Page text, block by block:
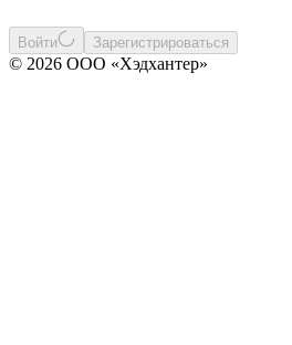
Войти Зарегистрироваться
© 2026 ООО «Хэдхантер»